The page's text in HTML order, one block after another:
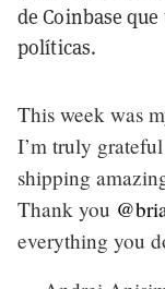
de Coinbase
políticas.
This week was
I’m truly
shipping
Thank you
everything you